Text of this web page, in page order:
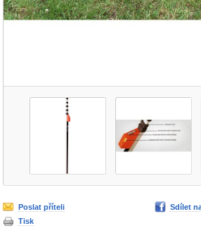
Poslat příteli
Sdílet
Tisk